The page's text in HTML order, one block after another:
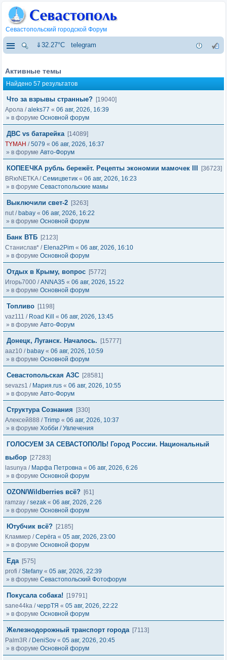
Севастопольский городской Форум
⇓32.27°C telegram
Активные темы
Найдено 57 результатов
Что за взрывы странные? [19040]
Арола /aleks77 « 06 авг, 2026, 16:39
» в форуме Основной форум
ДВС vs батарейка [14089]
TYMAH /5079 « 06 авг, 2026, 16:37
» в форуме Авто-Форум
КОПЕЕЧКА рубль бережёт. Рецепты экономии мамочек III
[36723]
BRюNETKA/Семицветик « 06 авг, 2026, 16:23
» в форуме Севастопольские мамы
Выключили свет-2 [3263]
nut/ babay « 06 авг, 2026, 16:22
» в форуме Основной форум
Банк ВТБ [2123]
Станислав* / Elena2Pim « 06 авг, 2026, 16:10
» в форуме Основной форум
Отдых в Крыму, вопрос [5772]
Игорь7000 /ANNA35 « 06 авг, 2026, 15:22
» в форуме Основной форум
Топливо [1198]
vaz111 / Road Kill « 06 авг, 2026, 13:45
» в форуме Авто-Форум
Донецк, Луганск. Началось.
[15777]
aaz10 / babay « 06 авг, 2026, 10:59
» в форуме Основной форум
Севастопольская АЗС [28581]
sevazs1 / Мария.rus « 06 авг, 2026, 10:55
» в форуме Авто-Форум
Структура Сознания
[330]
Алексей888 /Trimp « 06 авг, 2026, 10:37
» в форуме Хобби / Увлечения
ГОЛОСУЕМ ЗА СЕВАСТОПОЛЬ! Город России. Национальный
выбор [27283]
lasunya / Марфа Петровна « 06 авг, 2026, 6:26
» в форуме Основной форум
OZON/Wildberries всё? [61]
ramzay /sezak « 06 авг, 2026, 2:26
» в форуме Основной форум
Ютубчик всё? [2185]
Кламмер /Серёга « 05 авг, 2026, 23:00
» в форуме Основной форум
Еда [575]
profi /Stefany « 05 авг, 2026, 22:39
» в форуме Севастопольский Фотофорум
Покусала собака!
[19791]
sane44ka /черрТЯ « 05 авг, 2026, 22:22
» в форуме Основной форум
Железнодорожный транспорт города [7113]
Palm3R / DeniSov « 05 авг, 2026, 20:45
» в форуме Основной форум